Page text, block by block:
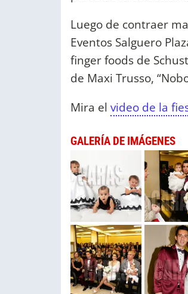
Luego de contraer
Eventos Salguero
finger foods de
de Maxi Trusso,
Mira el video de la
GALERÍA DE IMÁGENES